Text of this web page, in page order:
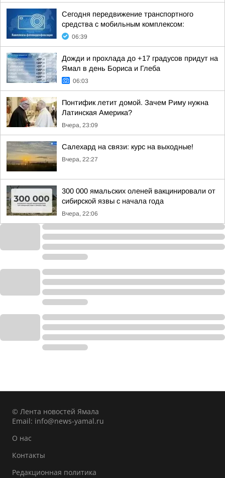
Сегодня передвижение транспортного
средства с мобильным комплексом:
06:39
Дожди и прохлада до +17 градусов придут на
Ямал в день Бориса и Глеба
06:03
Понтифик летит домой. Зачем Риму нужна
Латинская Америка?
Вчера, 23:09
Салехард на связи: курс на выходные!
Вчера, 22:27
300 000 ямальских оленей вакцинировали от
сибирской язвы с начала года
Вчера, 22:06
© Лента новостей Ямала
Email: info@news-yamal.ru
О нас
Контакты
Редакционная политика